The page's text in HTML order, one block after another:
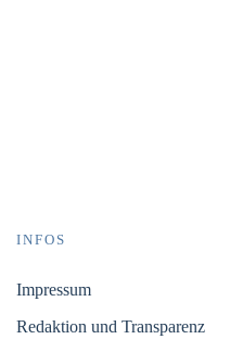
INFOS
Impressum
Redaktion und Transparenz